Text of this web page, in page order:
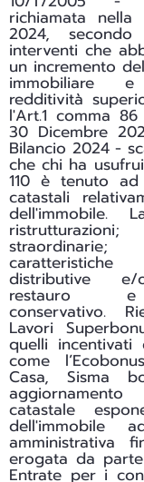
richiamata
2024,
interventi che
un incremento
immobiliare
redditività
l'Art.1 comma
30 Dicembre
Bilancio 2024 -
che chi ha
110 è tenuto
catastali
dell'immobile.
straordinarie;
distributive e/
restauro e
conservativo.
Lavori
quelli
come
Casa, Sisma
catastale
dell'immobile
amministrativa
erogata da
Entrate per i